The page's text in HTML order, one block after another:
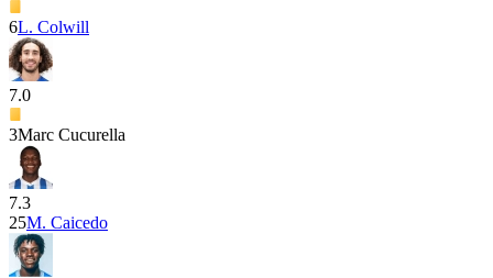
6L. Colwill
7.0
3Marc Cucurella
7.3
25M. Caicedo